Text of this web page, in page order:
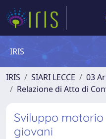
IRIS
IRIS SIARI LECCE
03
Relazione di Atto di
Sviluppo
giovani